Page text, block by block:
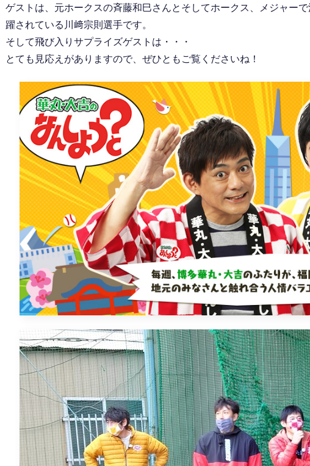
ゲストは、元ホークスの斉藤和巳さんとそしてホークス、メジャー
躍されている川﨑宗則選手です。
そして飛び入りサプライズゲストは・・・
とても見応えがありますので、ぜひともご覧くださいね！